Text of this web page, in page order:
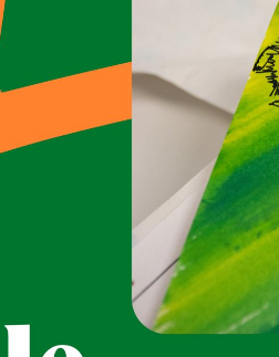
Neue Oberschule Lehe